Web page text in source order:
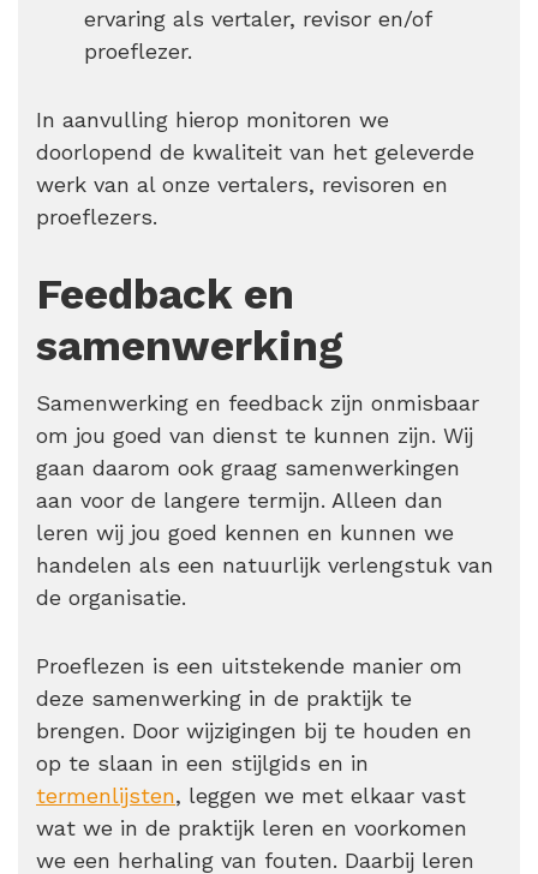
ervaring als vertaler, revisor en/of
proeflezer.
In aanvulling hierop monitoren we
doorlopend de kwaliteit van het geleverde
werk van al onze vertalers, revisoren en
proeflezers.
Feedback en
samenwerking
Samenwerking en feedback zijn onmisbaar
om jou goed van dienst te kunnen zijn. Wij
gaan daarom ook graag samenwerkingen
aan voor de langere termijn. Alleen dan
leren wij jou goed kennen en kunnen we
handelen als een natuurlijk verlengstuk van
de organisatie.
Proeflezen is een uitstekende manier om
deze samenwerking in de praktijk te
brengen. Door wijzigingen bij te houden en
op te slaan in een stijlgids en in
termenlijsten, leggen we met elkaar vast
wat we in de praktijk leren en voorkomen
we een herhaling van fouten. Daarbij leren